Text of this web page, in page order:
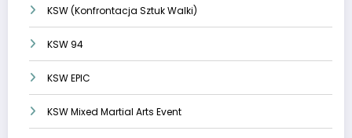
KSW (Konfrontacja Sztuk Walki)
KSW 94
KSW EPIC
KSW Mixed Martial Arts Event